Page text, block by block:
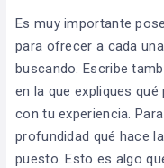
Es muy importante
para ofrecer a cada
buscando. Escribe
en la que expliques
con tu experiencia.
profundidad qué hace
puesto. Esto es algo